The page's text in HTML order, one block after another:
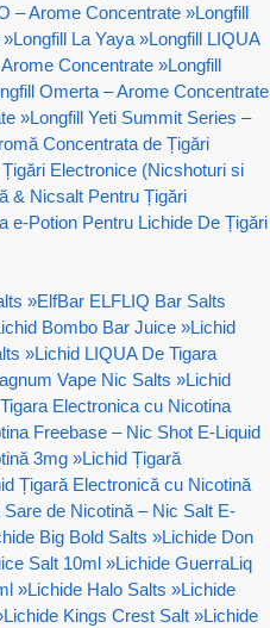
– Arome Concentrate »Longfill
»Longfill La Yaya »Longfill LIQUA
Concentrate »Longfill
Omerta – Arome Concentrate
»Longfill Yeti Summit Series –
Concentrata de Țigări
Electronice (Nicshoturi si
& Nicsalt Pentru Țigări
e-Potion Pentru Lichide De Țigări
»ElfBar ELFLIQ Bar Salts
Bombo Bar Juice »Lichid
»Lichid LIQUA De Tigara
Vape Nic Salts »Lichid
Electronica cu Nicotina
Freebase – Nic Shot E-Liquid
3mg »Lichid Țigară
Țigară Electronică cu Nicotină
de Nicotină – Nic Salt E-
Big Bold Salts »Lichide Don
Salt 10ml »Lichide GuerraLiq
»Lichide Halo Salts »Lichide
Lichide Kings Crest Salt »Lichide